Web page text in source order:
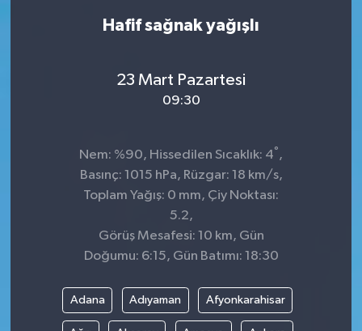
Hafif sağnak yağışlı
23 Mart Pazartesi
09:30
Nem: %90, Hissedilen Sıcaklık: 4° ,
Basınç: 1015 hPa, Rüzgar: 18 km/s,
Toplam Yağış: 0 mm, Çiy Noktası:
5.2,
Görüş Mesafesi: 10 km, Gün
Doğumu: 6:15, Gün Batımı: 18:30
Adana Adıyaman Afyonkarahisar